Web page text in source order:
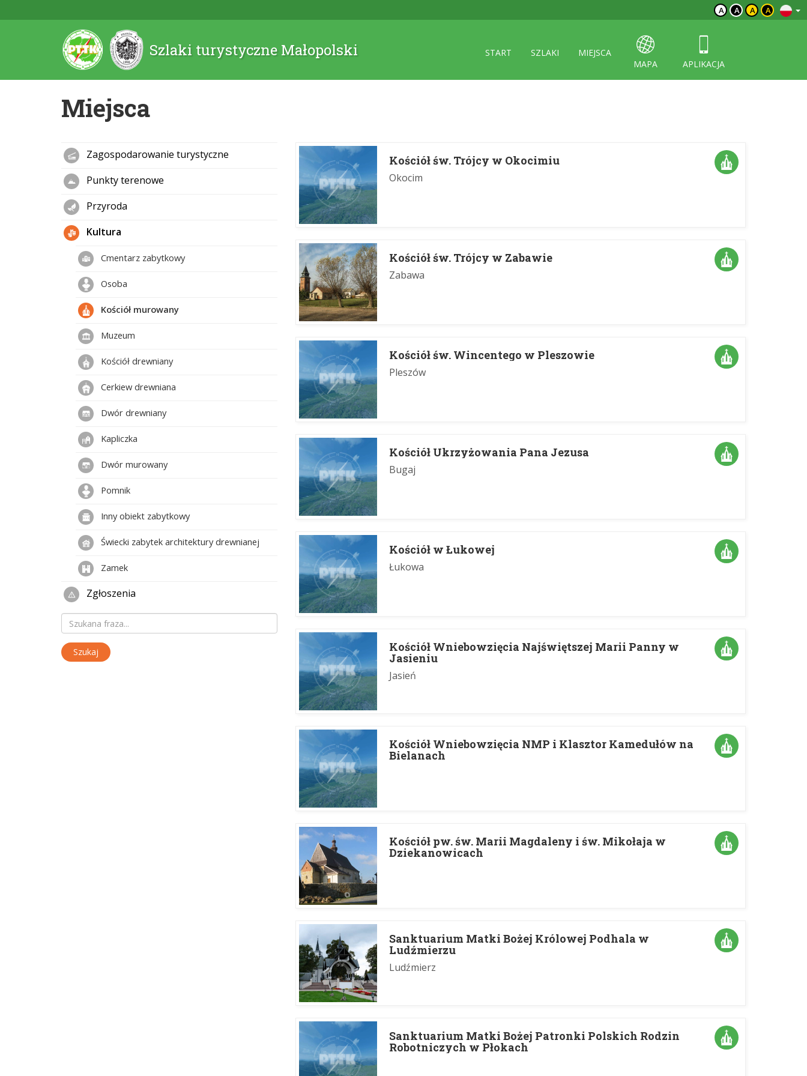
A A A A
Szlaki turystyczne Małopolski START SZLAKI
MIEJSCA
MAPA
APLIKACJA
Miejsca
Kościół św. Trójcy w Okocimiu
Okocim
Kościół św. Trójcy w Zabawie
Zabawa
Kościół św. Wincentego w Pleszowie
Pleszów
Kościół Ukrzyżowania Pana Jezusa
Bugaj
Kościół w Łukowej
Łukowa
Kościół Wniebowzięcia Najświętszej Marii Panny w
Jasieniu
Jasień
Kościół Wniebowzięcia NMP i Klasztor Kamedułów na
Bielanach
Koś­ciół pw. św. Marii Magdaleny i św. Mikołaja w
Dziekanowicach
Sanktuarium Matki Bożej Królowej Podhala w
Ludźmierzu
Ludźmierz
Sanktuarium Matki Bożej Patronki Polskich Rodzin
Robotniczych w Płokach
Zagospodarowanie turystyczne
Punkty terenowe
Przyroda
Kultura
Cmentarz zabytkowy
Osoba
Kościół murowany
Muzeum
Kościół drewniany
Cerkiew drewniana
Dwór drewniany
Kapliczka
Dwór murowany
Pomnik
Inny obiekt zabytkowy
Świecki zabytek architektury drewnianej
Zamek
Zgłoszenia